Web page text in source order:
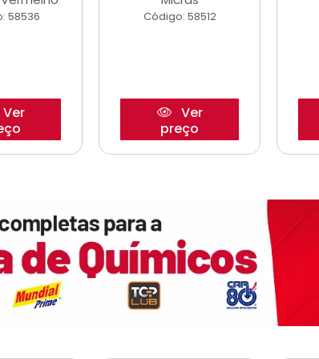
58536
Ver
Código: 58512
Ver
preço